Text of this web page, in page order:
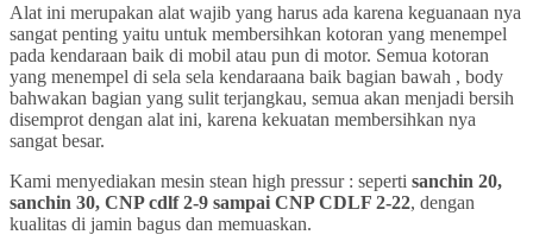
Alat ini merupakan alat wajib yang harus ada karena keguanaan nya
sangat penting yaitu untuk membersihkan kotoran yang menempel
pada kendaraan baik di mobil atau pun di motor. Semua kotoran
yang menempel di sela sela kendaraana baik bagian bawah , body
bahwakan bagian yang sulit terjangkau, semua akan menjadi bersih
disemprot dengan alat ini, karena kekuatan membersihkan nya
sangat besar.
Kami menyediakan mesin stean high pressur : seperti sanchin 20,
sanchin 30, CNP cdlf 2-9 sampai CNP CDLF 2-22, dengan
kualitas di jamin bagus dan memuaskan.